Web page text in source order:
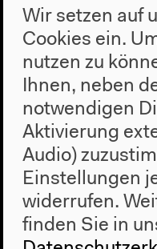
Wir setzen auf
Cookies ein.
nutzen zu
Ihnen, neben
notwendigen
Aktivierung
Audio)
Einstellungen
widerrufen.
finden Sie in